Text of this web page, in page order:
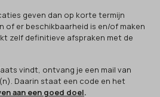
geven dan op korte termijn
of er beschikbaarheid is en/of maken
zelf definitieve afspraken met de
vindt, ontvang je een mail van
Daarin staat een code en het
aan een goed doel.